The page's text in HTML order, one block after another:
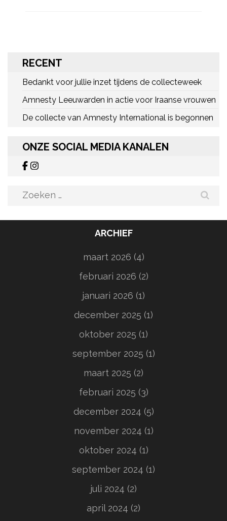
RECENT
Bedankt voor jullie inzet tijdens de collecteweek
Amnesty Leeuwarden in actie voor Iraanse vrouwen
De collecte van Amnesty International is begonnen
ONZE SOCIAL MEDIA KANALEN
Zoeken
ARCHIEF
maart 2026 (4)
februari 2026 (2)
januari 2026 (1)
december 2025 (1)
oktober 2025 (1)
september 2025 (1)
maart 2025 (2)
februari 2025 (3)
december 2024 (5)
november 2024 (1)
oktober 2024 (1)
september 2024 (1)
juli 2024 (2)
april 2024 (2)